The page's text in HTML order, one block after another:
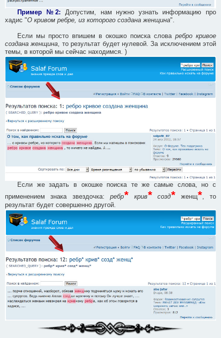
Пример №2: Допустим, нам нужно узнать информацию про
хадис "О кривом ребре, из которого создана женщина".
Если мы просто впишем в окошко поиска слова ребро кривое
создана женщина, то результат будет нулевой. За исключением этой
темы, в которой мы сейчас находимся. )
Если же задать в окошке поиска те же самые слова, но с
применением знака звездочка:ребр* крив*созд* женщ* , то
результат будет совершенно другой.